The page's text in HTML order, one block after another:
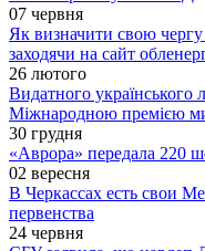
07 червня
Як визначити свою чергу
заходячи на сайт
26 лютого
Видатного українського
Міжнародною премією
30 грудня
«Аврора» передала 220
02 вересня
В Черкассах есть свои
первенства
24 червня